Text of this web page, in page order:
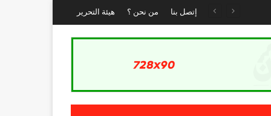
إتصل بنا من نحن ؟ هيئة التحرير